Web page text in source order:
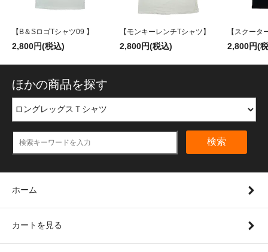
【B＆SロゴTシャツ09 】
2,800円(税込)
【モンキーレンチTシャツ】
2,800円(税込)
【スクータ
2,800円(
ほかの商品を探す
検索
ホーム
カートを見る